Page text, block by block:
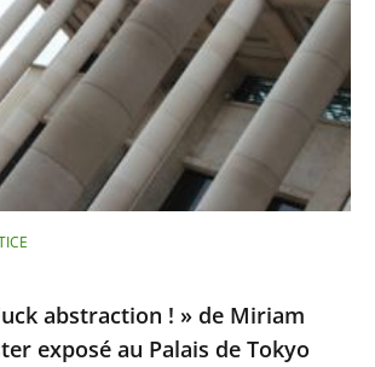
abstraction ! » de Miriam
exposé au Palais de Tokyo